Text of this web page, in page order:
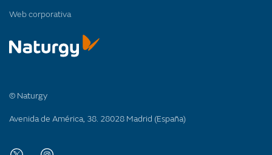
Web corporativa
© Naturgy
Avenida de América, 38. 28028 Madrid (España)